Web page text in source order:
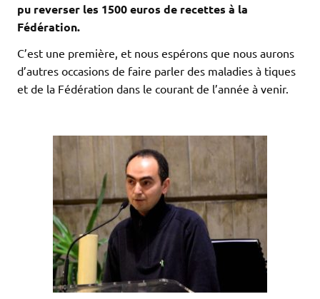
pu reverser les 1500 euros de recettes à la
Fédération.
C’est une première, et nous espérons que nous aurons
d’autres occasions de faire parler des maladies à tiques
et de la Fédération dans le courant de l’année à venir.